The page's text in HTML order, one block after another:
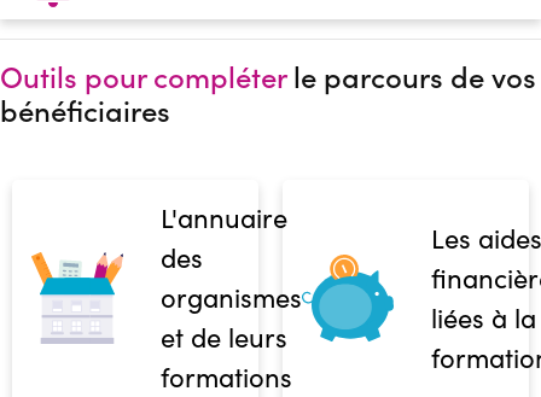
Outils pour compléterle parcours de vos
bénéficiaires
L'annuaire
des
organismes
et de leurs
formations
Les aides
liées à la